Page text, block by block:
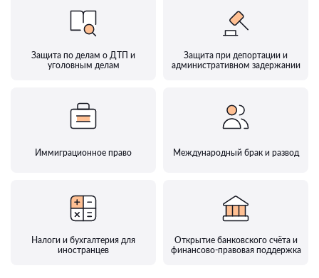
Защита по делам о ДТП и
уголовным делам
Защита при депортации и
административном задержании
Иммиграционное право Международный брак и развод
Налоги и бухгалтерия для
иностранцев
Открытие банковского счёта и
финансово-правовая поддержка